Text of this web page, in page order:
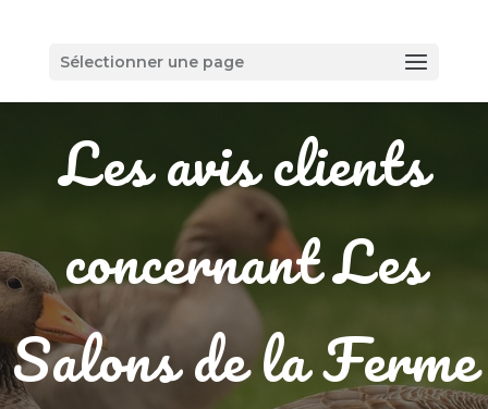
Sélectionner une page
Les avis clients
concernant Les
Salons de la Ferme